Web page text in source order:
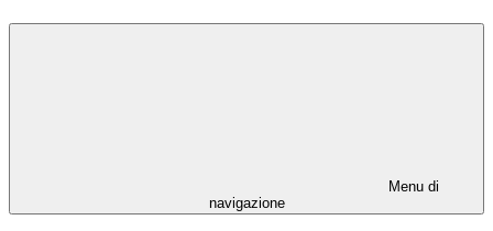
Menu di
navigazione